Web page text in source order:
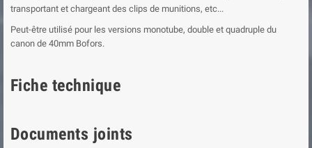
transportant et chargeant des clips de munitions, etc...
Peut-être utilisé pour les versions monotube, double et quadruple du
canon de 40mm Bofors.
Fiche technique
Documents joints